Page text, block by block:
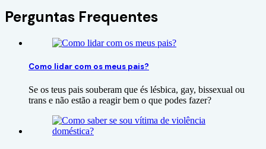
Perguntas Frequentes
Como lidar com os meus pais?
Se os teus pais souberam que és lésbica, gay, bissexual ou
trans e não estão a reagir bem o que podes fazer?